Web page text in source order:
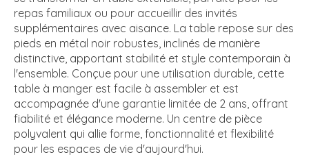
repas familiaux ou pour accueillir des invités
supplémentaires avec aisance. La table repose sur des
pieds en métal noir robustes, inclinés de manière
distinctive, apportant stabilité et style contemporain à
l'ensemble. Conçue pour une utilisation durable, cette
table à manger est facile à assembler et est
accompagnée d'une garantie limitée de 2 ans, offrant
fiabilité et élégance moderne. Un centre de pièce
polyvalent qui allie forme, fonctionnalité et flexibilité
pour les espaces de vie d'aujourd'hui.